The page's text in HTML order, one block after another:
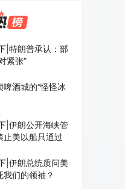
|特朗普承认：部
紧张”
酒城的“怪怪冰
|伊朗公开海峡管
止美以船只通过
|伊朗总统质问美
我们的领袖？